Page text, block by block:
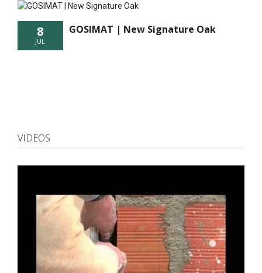
8
JUL
GOSIMAT | New Signature Oak
VIDEOS